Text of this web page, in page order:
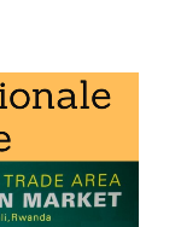
Lagos
Caire-Dakar